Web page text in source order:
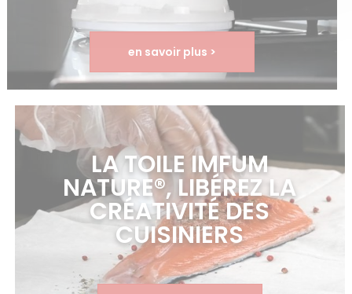
en savoir plus >
LA TOILE IMFUM
NATURE®, LIBÉREZ LA
CRÉATIVITÉ DES
CUISINIERS